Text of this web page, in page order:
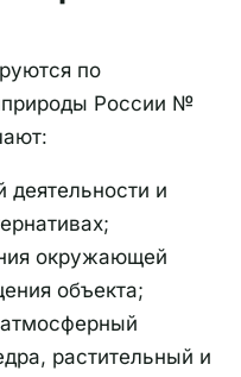
по
России №
и
окружающей
объекта;
растительный и